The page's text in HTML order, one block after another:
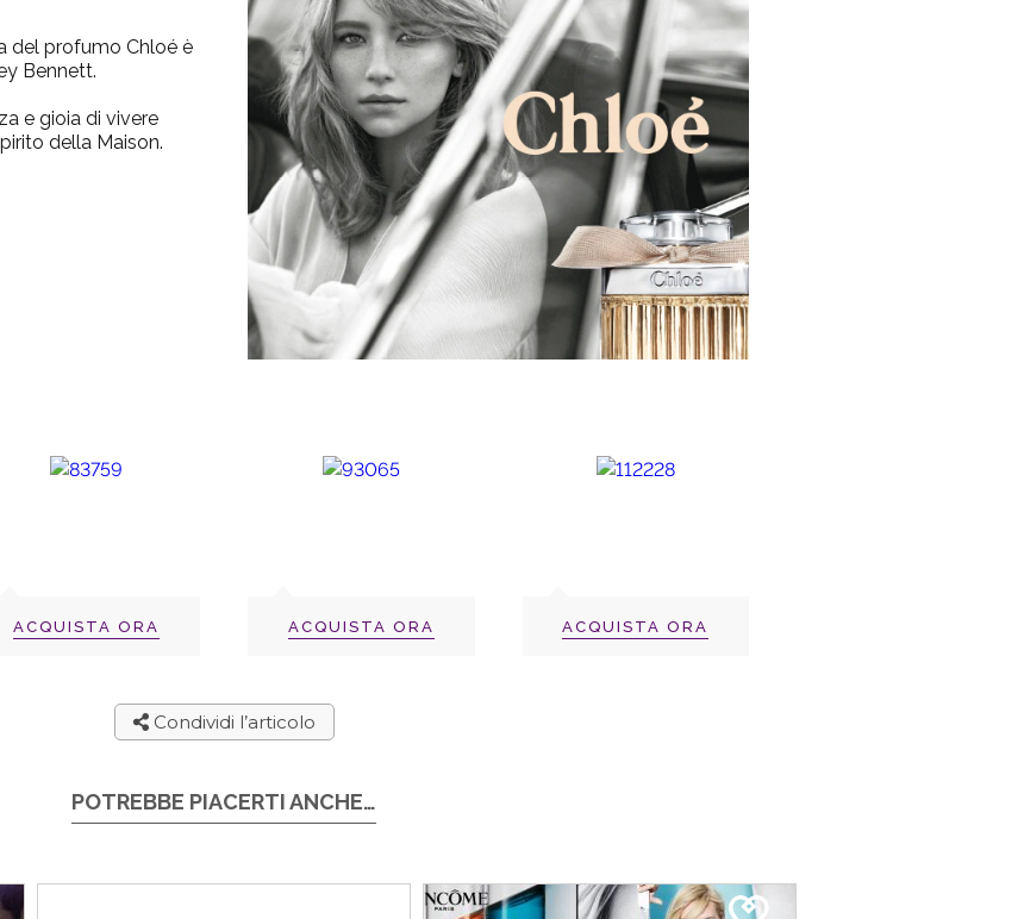
del profumo Chloé è
Bennett.
e gioia di vivere
della Maison.
ACQUISTA ORA ACQUISTA ORA ACQUISTA ORA
Condividi l’articolo
POTREBBE PIACERTI ANCHE…